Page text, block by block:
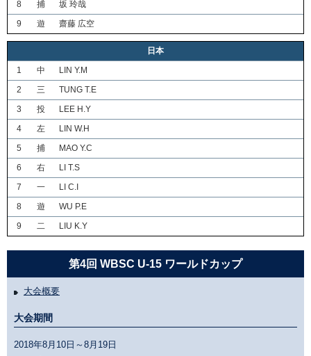
8 捕
坂 玲哉
9
遊 齋藤 広空
日本
1
中
LIN Y.M
2
三
TUNG T.E
3
投
LEE H.Y
4
左
LIN W.H
5
捕
MAO Y.C
6
右
LI T.S
7
一
LI C.I
8
遊
WU P.E
9
二 LIU K.Y
第4回 WBSC U-15 ワールドカップ
大会概要
大会期間
2018年8月10日～8月19日